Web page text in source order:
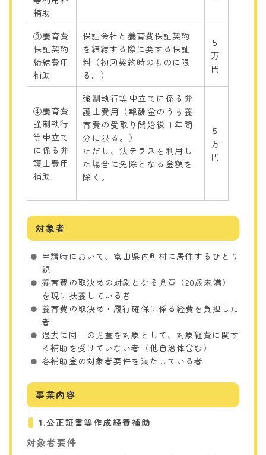
補助
③養育費
保証契約
締結費用
補助
保証会社と養育費保証契約
を締結する際に要する保証
料（初回契約時のものに限
る。）
５
万
円
④養育費
強制執行
等申立て
に係る弁
護士費用
補助
強制執行等申立てに係る弁
護士費用（報酬金のうち養
育費の受取り開始後１年間
分に限る。）
ただし、法テラスを利用し
た場合に免除となる金額を
除く。
５
万
円
対象者
申請時において、富山県内町村に居住するひとり
親
養育費の取決めの対象となる児童（20歳未満）
を現に扶養している者
養育費の取決め・履行確保に係る経費を負担した
者
過去に同一の児童を対象として、対象経費に関す
る補助を受けていない者（他自治体含む）
各補助金の対象者要件を満たしている者
事業内容
1.公正証書等作成経費補助
対象者要件